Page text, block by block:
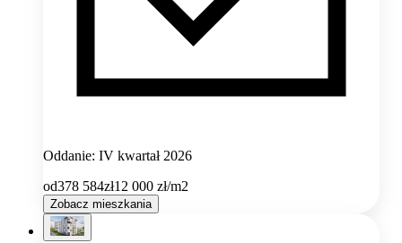
Oddanie: IV kwartał 2026
od378 584zł12 000 zł/m2
Zobacz mieszkania